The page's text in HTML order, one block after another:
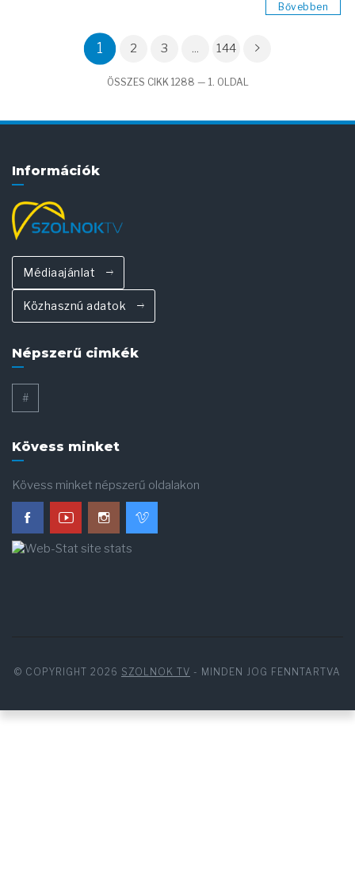
Bővebben
1 2 3 ... 144
ÖSSZES CIKK 1288 — 1. OLDAL
Információk
Médiaajánlat
Közhasznú adatok
Népszerű cimkék
#
Kövess minket
Kövess minket népszerű oldalakon
© COPYRIGHT 2026 SZOLNOK TV - MINDEN JOG FENNTARTVA